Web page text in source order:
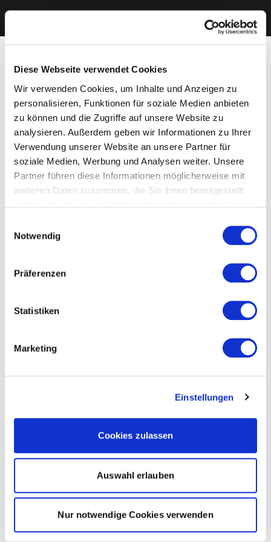
Diese Webseite verwendet Cookies
Wir verwenden Cookies, um Inhalte und Anzeigen zu
personalisieren, Funktionen für soziale Medien anbieten
zu können und die Zugriffe auf unsere Website zu
analysieren. Außerdem geben wir Informationen zu Ihrer
Verwendung unserer Website an unsere Partner für
soziale Medien, Werbung und Analysen weiter. Unsere
Partner führen diese Informationen möglicherweise mit
weiteren Daten zusammen, die Sie ihnen bereitgestellt
Cookies, wenn Sie unsere Webseite weiterhin nutzen.
Notwendig
Präferenzen
Statistiken
Marketing
Einstellungen
Cookies zulassen
Auswahl erlauben
Nur notwendige Cookies verwenden